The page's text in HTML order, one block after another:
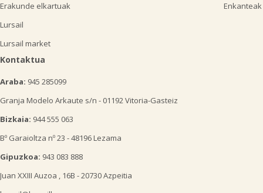
Erakunde elkartuak
Lursail
Lursail market
Enkanteak
Kontaktua
Araba: 945 285099
Granja Modelo Arkaute s/n - 01192 Vitoria-Gasteiz
Bizkaia: 944 555 063
Bº Garaioltza nº 23 - 48196 Lezama
Gipuzkoa: 943 083 888
Juan XXIII Auzoa , 16B - 20730 Azpeitia